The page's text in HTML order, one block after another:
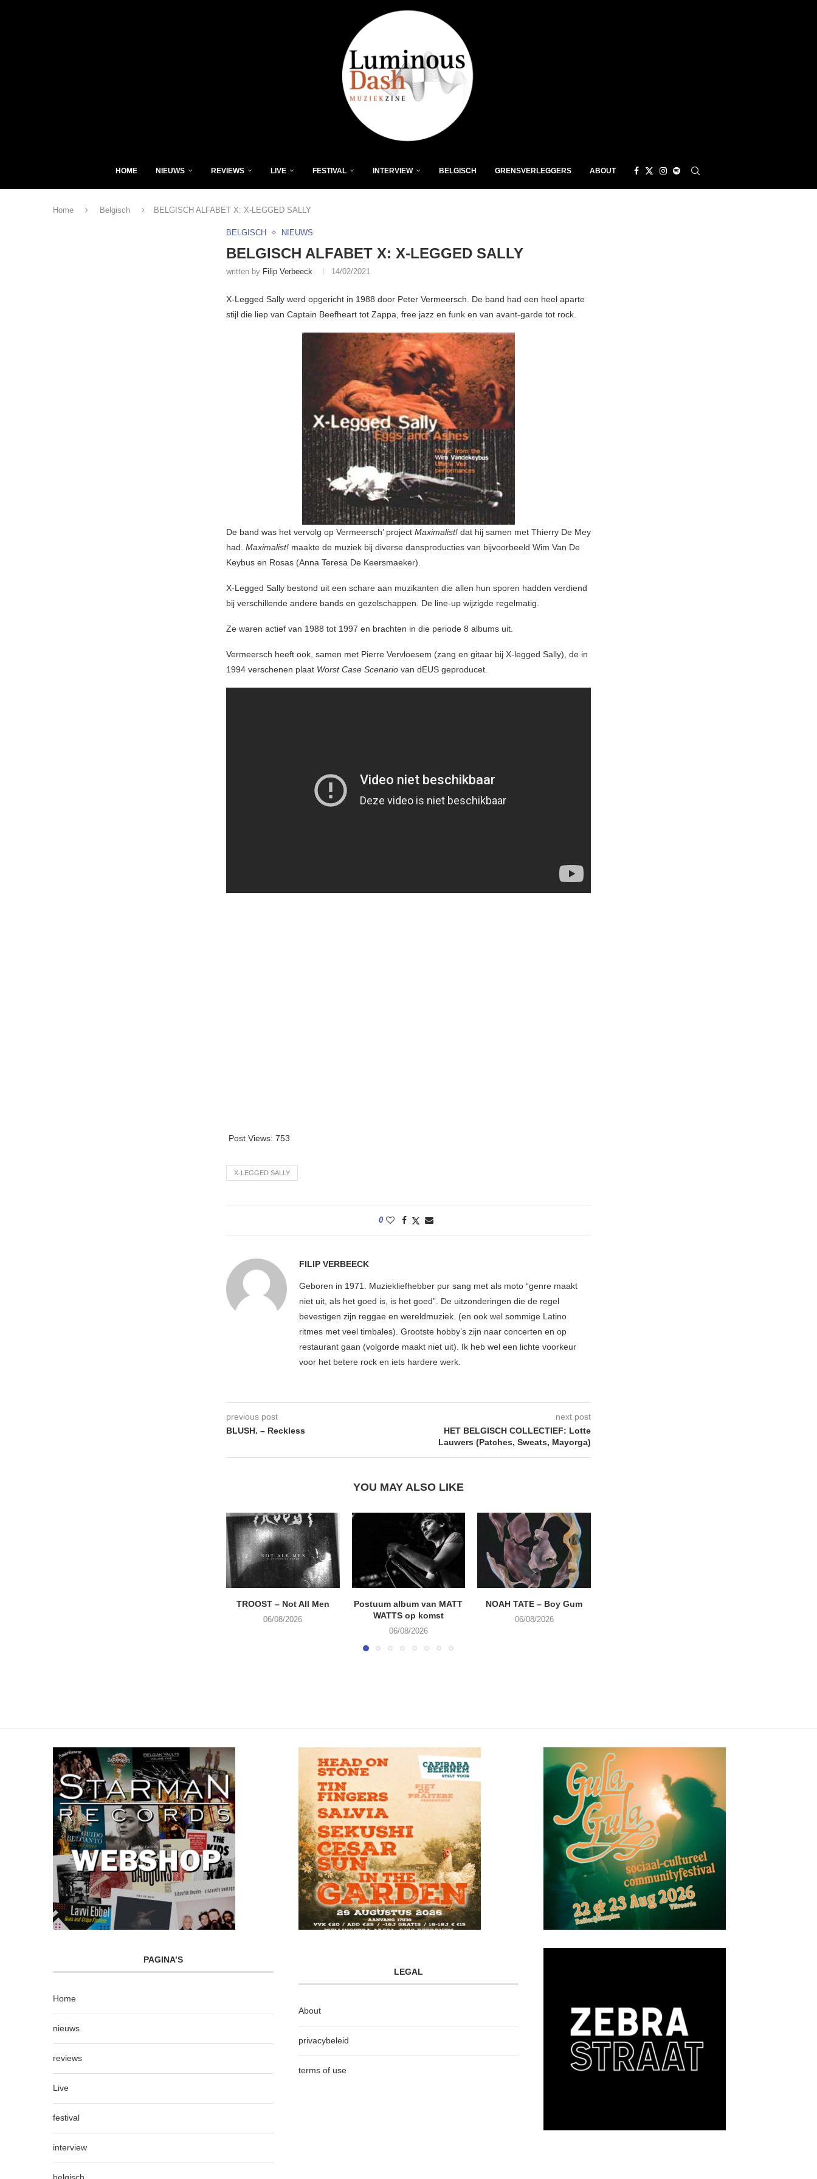
HOME NIEUWS REVIEWS LIVE FESTIVAL INTERVIEW BELGISCH GRENSVERLEGGERS ABOUT
Home Belgisch BELGISCH ALFABET X: X-LEGGED SALLY
BELGISCH NIEUWS
BELGISCH ALFABET X: X-LEGGED SALLY
written by Filip Verbeeck 14/02/2021
X-Legged Sally werd opgericht in 1988 door Peter Vermeersch. De band had een heel aparte
stijl die liep van Captain Beefheart tot Zappa, free jazz en funk en van avant-garde tot rock.
De band was het vervolg op Vermeersch’ project Maximalist! dat hij samen met Thierry De Mey
had. Maximalist! maakte de muziek bij diverse dansproducties van bijvoorbeeld Wim Van De
Keybus en Rosas (Anna Teresa De Keersmaeker).
X-Legged Sally bestond uit een schare aan muzikanten die allen hun sporen hadden verdiend
bij verschillende andere bands en gezelschappen. De line-up wijzigde regelmatig.
Ze waren actief van 1988 tot 1997 en brachten in die periode 8 albums uit.
Vermeersch heeft ook, samen met Pierre Vervloesem (zang en gitaar bij X-legged Sally), de in
1994 verschenen plaat Worst Case Scenario van dEUS geproducet.
Post Views: 753
X-LEGGED SALLY
0
FILIP VERBEECK
Geboren in 1971. Muziekliefhebber pur sang met als moto “genre maakt
niet uit, als het goed is, is het goed”. De uitzonderingen die de regel
bevestigen zijn reggae en wereldmuziek. (en ook wel sommige Latino
ritmes met veel timbales). Grootste hobby’s zijn naar concerten en op
restaurant gaan (volgorde maakt niet uit). Ik heb wel een lichte voorkeur
voor het betere rock en iets hardere werk.
previous post
BLUSH. – Reckless
next post
HET BELGISCH COLLECTIEF: Lotte
Lauwers (Patches, Sweats, Mayorga)
YOU MAY ALSO LIKE
TROOST – Not All Men
06/08/2026
Postuum album van MATT
WATTS op komst
06/08/2026
NOAH TATE – Boy Gum
06/08/2026
PAGINA’S
Home
nieuws
reviews
Live
festival
interview
LEGAL
About
privacybeleid
terms of use